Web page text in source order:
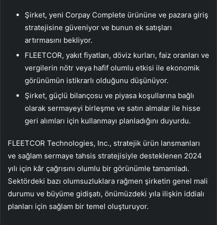
Şirket, yeni Corpay Complete ürününe ve pazara giriş
stratejisine güveniyor ve bunun ek satışları
artırmasını bekliyor.
FLEETCOR, yakıt fiyatları, döviz kurları, faiz oranları ve
vergilerin nötr veya hafif olumlu etkisi ile ekonomik
görünümün istikrarlı olduğunu düşünüyor.
Şirket, güçlü bilançosu ve piyasa koşullarına bağlı
olarak sermayeyi birleşme ve satın almalar ile hisse
geri alımları için kullanmayı planladığını duyurdu.
FLEETCOR Technologies, Inc., stratejik ürün lansmanları
ve sağlam sermaye tahsis stratejisiyle desteklenen 2024
yılı için kâr çağrısını olumlu bir görünümle tamamladı.
Sektördeki bazı olumsuzluklara rağmen şirketin genel mali
durumu ve büyüme gidişatı, önümüzdeki yıla ilişkin iddialı
planları için sağlam bir temel oluşturuyor.